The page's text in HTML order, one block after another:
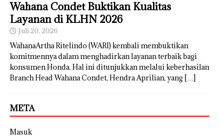
Wahana Condet Buktikan Kualitas
Layanan di KLHN 2026
Juli 20, 2026
WahanaArtha Ritelindo (WARI) kembali membuktikan
komitmennya dalam menghadirkan layanan terbaik bagi
konsumen Honda. Hal ini ditunjukkan melalui keberhasilan
Branch Head Wahana Condet, Hendra Aprilian, yang […]
META
Masuk